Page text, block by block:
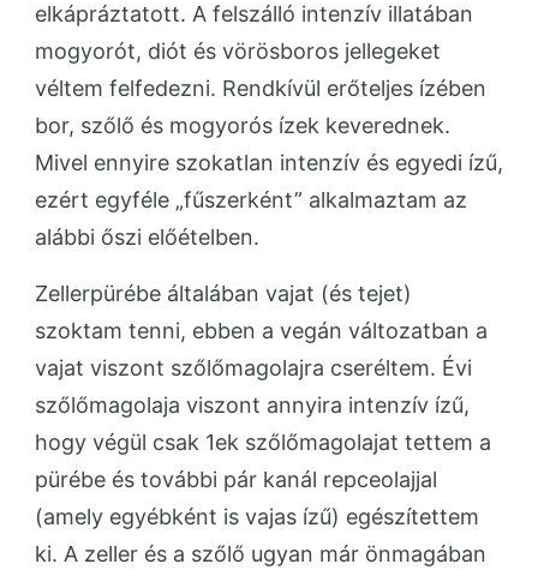
elkápráztatott. A felszálló intenzív illatában
mogyorót, diót és vörösboros jellegeket
véltem felfedezni. Rendkívül erőteljes ízében
bor, szőlő és mogyorós ízek keverednek.
Mivel ennyire szokatlan intenzív és egyedi ízű,
ezért egyféle „fűszerként” alkalmaztam az
alábbi őszi előételben.
Zellerpürébe általában vajat (és tejet)
szoktam tenni, ebben a vegán változatban a
vajat viszont szőlőmagolajra cseréltem. Évi
szőlőmagolaja viszont annyira intenzív ízű,
hogy végül csak 1ek szőlőmagolajat tettem a
pürébe és további pár kanál repceolajjal
(amely egyébként is vajas ízű) egészítettem
ki. A zeller és a szőlő ugyan már önmagában